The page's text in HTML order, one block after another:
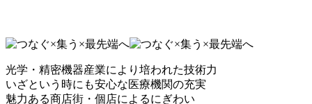
光学・精密機器産業により培われた技術力
いざという時にも安心な医療機関の充実
魅力ある商店街・個店によるにぎわい